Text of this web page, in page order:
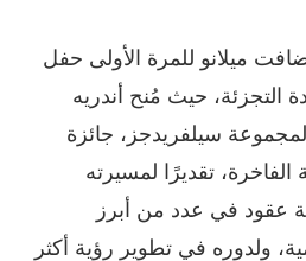
استضافت ميلانو للمرة الأولى حفل
التجزئة، حيث مُنح أندريه
لمجموعة سيلفريدجز، جائزة
الفاخرة، تقديرًا لمسيرته
عقود في عدد من أبرز
ولدوره في تطوير رؤية أكثر